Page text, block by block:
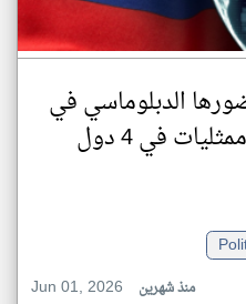
الدبلوماسي في
إفريقيا بافتتاح ممثليات في 4 دول
Jun 01, 2026
منذ شهرين